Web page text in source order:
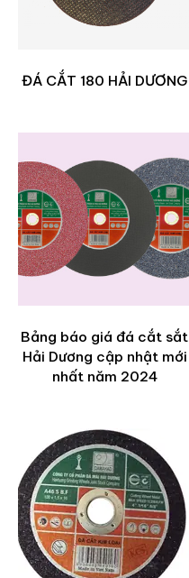
ĐÁ CẮT 180 HẢI DƯƠNG
Bảng báo giá đá cắt sắt
Hải Dương cập nhật mới
nhất năm 2024